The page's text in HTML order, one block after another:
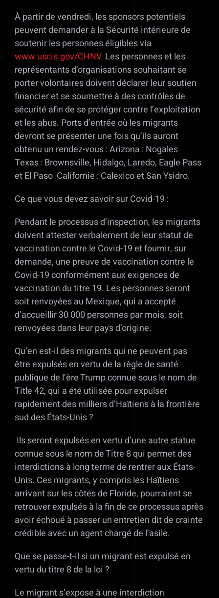
À partir de vendredi, les sponsors potentiels
peuvent demander à la Sécurité intérieure de
soutenir les personnes éligibles via
www.uscis.gov/CHNV. Les personnes et les
représentants d’organisations souhaitant se
porter volontaires doivent déclarer leur soutien
financier et se soumettre à des contrôles de
sécurité afin de se protéger contre l’exploitation
et les abus. Ports d’entrée où les migrants
devront se présenter une fois qu’ils auront
obtenu un rendez-vous : Arizona : Nogales
Texas : Brownsville, Hidalgo, Laredo, Eagle Pass
et El Paso Californie : Calexico et San Ysidro.
Ce que vous devez savoir sur Covid-19 :
Pendant le processus d’inspection, les migrants
doivent attester verbalement de leur statut de
vaccination contre le Covid-19 et fournir, sur
demande, une preuve de vaccination contre le
Covid-19 conformément aux exigences de
vaccination du titre 19. Les personnes seront
soit renvoyées au Mexique, qui a accepté
d’accueillir 30 000 personnes par mois, soit
renvoyées dans leur pays d’origine.
Qu’en est-il des migrants qui ne peuvent pas
être expulsés en vertu de la règle de santé
publique de l’ère Trump connue sous le nom de
Title 42, qui a été utilisée pour expulser
rapidement des milliers d’Haïtiens à la frontière
sud des États-Unis ?
Ils seront expulsés en vertu d’une autre statue
connue sous le nom de Titre 8 qui permet des
interdictions à long terme de rentrer aux États-
Unis. Ces migrants, y compris les Haïtiens
arrivant sur les côtes de Floride, pourraient se
retrouver expulsés à la fin de ce processus après
avoir échoué à passer un entretien dit de crainte
crédible avec un agent chargé de l’asile.
Que se passe-t-il si un migrant est expulsé en
vertu du titre 8 de la loi ?
Le migrant s’expose à une interdiction